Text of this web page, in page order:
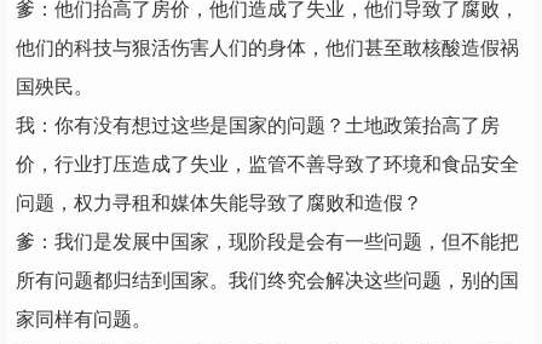
爹：他们抬高了房价，他们造成了失业，他们导致了腐败，
他们的科技与狠活伤害人们的身体，他们甚至敢核酸造假祸
国殃民。
我：你有没有想过这些是国家的问题？土地政策抬高了房
价，行业打压造成了失业，监管不善导致了环境和食品安全
问题，权力寻租和媒体失能导致了腐败和造假？
爹：我们是发展中国家，现阶段是会有一些问题，但不能把
所有问题都归结到国家。我们终究会解决这些问题，别的国
家同样有问题。